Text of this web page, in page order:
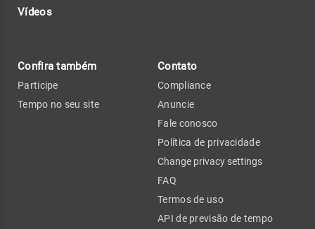
Vídeos
Confira também
Participe
Tempo no seu site
Contato
Compliance
Anuncie
Fale conosco
Política de privacidade
Change privacy settings
FAQ
Termos de uso
API de previsão de tempo